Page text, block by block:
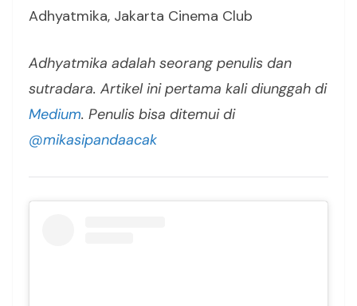
Adhyatmika, Jakarta Cinema Club
Adhyatmika adalah seorang penulis dan
sutradara. Artikel ini pertama kali diunggah di
Medium. Penulis bisa ditemui di
@mikasipandaacak